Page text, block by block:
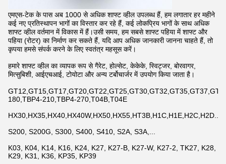
एमएस-टेक के पास अब 1000 से अधिक शाफ्ट व्हील उपलब्ध हैं, हम लगातार हर महीने
कई नए प्रतिस्थापन भागों का विस्तार कर रहे हैं, कई लोकप्रिय भागों के साथ अधिक
शाफ्ट व्हील वर्तमान में विकास में हैं।उसी समय, हम सबसे शाफ्ट पहिया में शाफ्ट और
पहिया (रोटर) का निर्माण कर सकते हैं, यदि आप अधिक जानकारी जानना चाहते हैं, तो
कृपया हमसे संपर्क करने के लिए स्वतंत्र महसूस करें।
हमारे शाफ्ट व्हील का व्यापक रूप से गैरेट, होल्सेट, केकेके, स्विट्जर, बोरवागर,
मित्सुबिशी, आईएचआई, टोयोटा और अन्य टर्बोचार्जर में उपयोग किया जाता है।
180,TBP4-210,TBP4-270,T04B,T04E
HX30,HX35,HX40,HX40W,HX50,HX55,HT3B,H1C,H1E,H2C,H2D...
S200, S200G, S300, S400, S410, S2A, S3A,...
K03, K04, K14, K16, K24, K27, K27-B, K27-W, K27-2, TK27, K28,
K29, K31, K36, KP35, KP39